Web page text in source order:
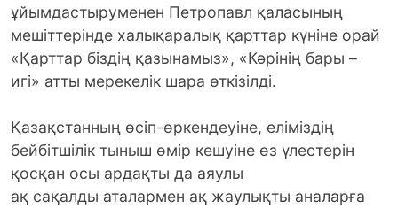
ұйымдастыруменен Петропавл қаласының
мешіттерінде халықаралық қарттар күніне орай
«Қарттар біздің қазынамыз», «Кәрінің бары –
игі» атты мерекелік шара өткізілді.
Қазақстанның өсіп-өркендеуіне, еліміздің
бейбітшілік тыныш өмір кешуіне өз үлестерін
қосқан осы ардақты да аяулы
ақ сақалды аталармен ақ жаулықты аналарға